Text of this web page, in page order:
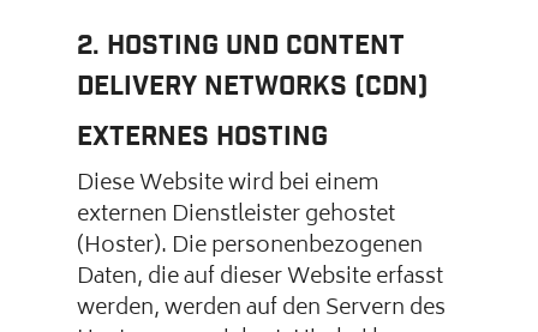
2. Hosting und Content
Delivery Networks (CDN)
Externes Hosting
Diese Website wird bei einem
externen Dienstleister gehostet
(Hoster). Die personenbezogenen
Daten, die auf dieser Website erfasst
werden, werden auf den Servern des